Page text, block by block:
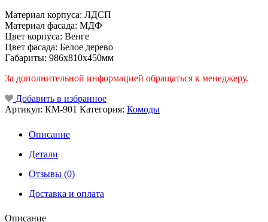
Материал корпуса: ЛДСП
Материал фасада: МДФ
Цвет корпуса: Венге
Цвет фасада: Белое дерево
Габариты: 986х810х450мм
За дополнительной информацией обращаться к менеджеру.
Добавить в избранное
Артикул: КМ-901 Категория: Комоды
Описание
Детали
Отзывы (0)
Доставка и оплата
Описание